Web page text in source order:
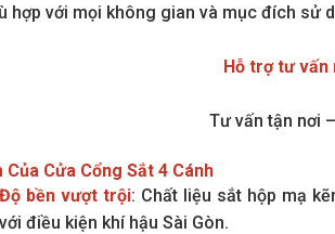
hợp với mọi không gian và mục đích sử
Hỗ trợ tư vấn
Tư vấn tận nơi
Của Cửa Cổng Sắt 4 Cánh
Độ bền vượt trội: Chất liệu sắt hộp mạ
với điều kiện khí hậu Sài Gòn.